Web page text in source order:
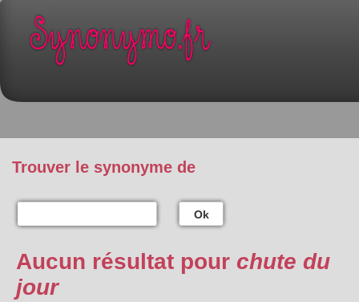
Trouver le synonyme de
Ok
Aucun résultat pour chute du
jour